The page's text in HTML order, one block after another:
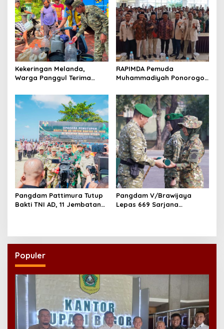
Kekeringan Melanda,
Warga Panggul Terima
RAPIMDA Pemuda
Muhammadiyah Ponorogo
Kebangsaan Berbasis
Integritas
Pangdam Pattimura Tutup
Bakti TNI AD, 11 Jembatan
Pangdam V/Brawijaya
Lepas 669 Sarjana
Populer